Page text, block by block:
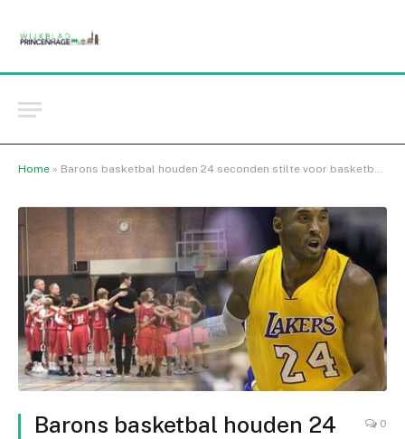
Home » Barons basketbal houden 24 seconden stilte voor basketbal legende Kobe Bryant
Barons basketbal houden 24
0